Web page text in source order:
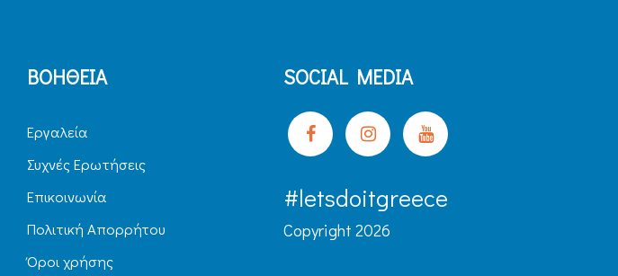
ΒΟΗΘΕΙΑ
Εργαλεία
Συχνές Ερωτήσεις
Επικοινωνία
Πολιτική Απορρήτου
Όροι χρήσης
SOCIAL MEDIA
#letsdoitgreece
Copyright 2026